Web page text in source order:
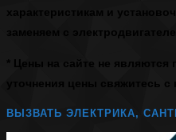
характеристикам и
заменяем с
* Цены на сайте не
уточнения цены свяжитесь
ВЫЗВАТЬ ЭЛЕКТРИКА,